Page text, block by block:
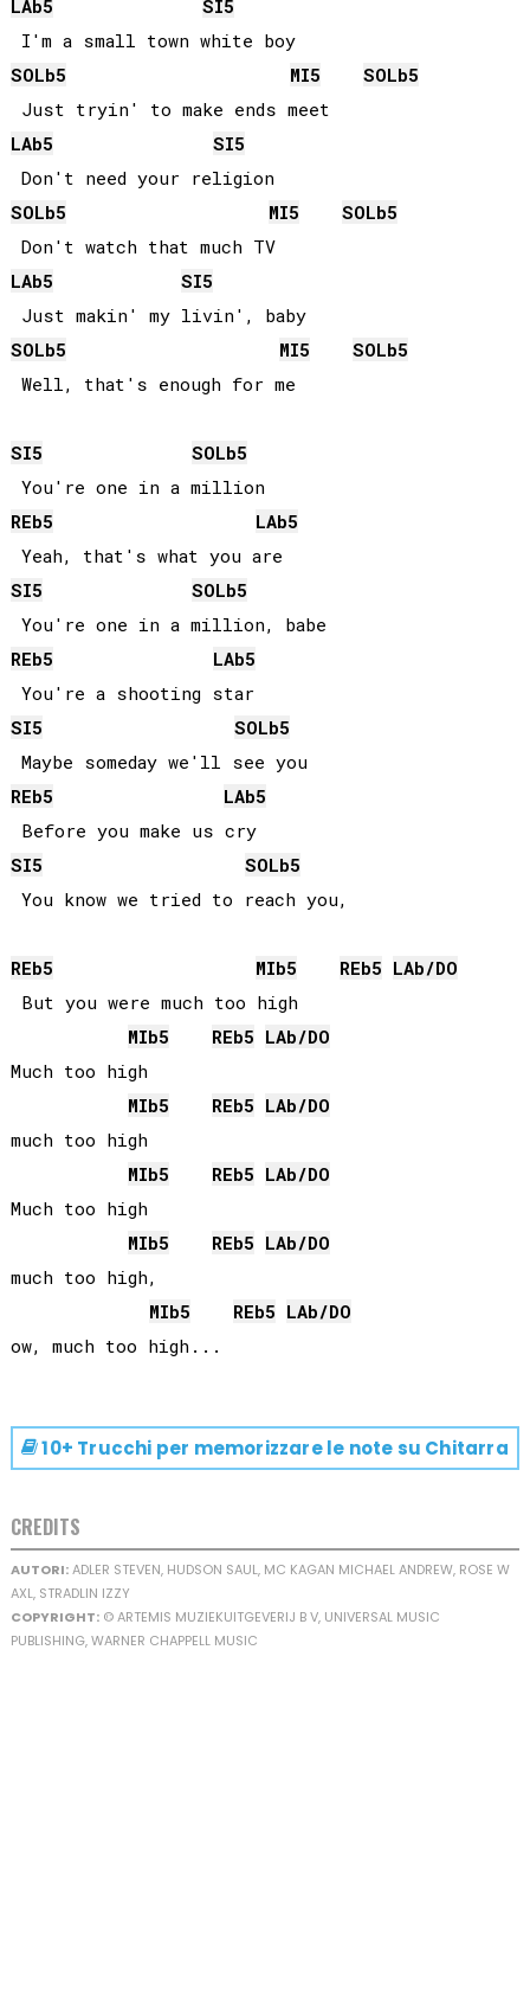
LAb5 SI5
I'm a small town white boy
SOLb5 MI5 SOLb5
LAb5 SI5
SOLb5 MI5 SOLb5
Don't watch that much TV
LAb5 SI5
Just makin' my livin', baby
SOLb5 MI5 SOLb5
SI5 SOLb5
REb5 LAb5
SI5 SOLb5
REb5 LAb5
You're a shooting star
SI5 SOLb5
REb5 LAb5
Before you make us cry
SI5 SOLb5
REb5 MIb5 REb5 LAb/DO
But you were much too high
MIb5 REb5 LAb/DO
Much too high
MIb5 REb5 LAb/DO
much too high
MIb5 REb5 LAb/DO
Much too high
MIb5 REb5 LAb/DO
much too high,
MIb5 REb5 LAb/DO
10+ Trucchi per memorizzare le note su Chitarra
CREDITS
AUTORI:ADLER STEVEN, HUDSON SAUL, MC KAGAN MICHAEL ANDREW, ROSE W
AXL, STRADLIN IZZY
COPYRIGHT:© ARTEMIS MUZIEKUITGEVERIJ B V, UNIVERSAL MUSIC
PUBLISHING, WARNER CHAPPELL MUSIC